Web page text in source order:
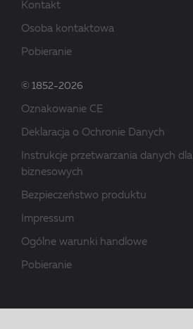
Kontakt
Osoba kontaktowa
Pobieranie
© 1852-2026
Oznakowanie CE
Deklaracja o Ochronie Danych
Instrukcje przetwarzania danych
biznesowych
Bezpieczeństwo produktu
Impressum
Ogólne warunki handlowe
Pobieranie